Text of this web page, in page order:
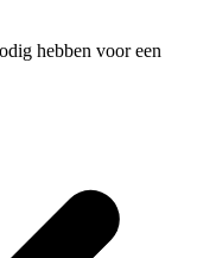
hebben voor een